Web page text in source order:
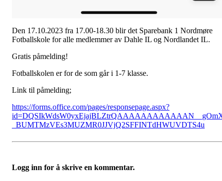
Den 17.10.2023 fra 17.00-18.30 blir det Sparebank 1 Nordmøre
Fotballskole for alle medlemmer av Dahle IL og Nordlandet IL.
Gratis påmelding!
Fotballskolen er for de som går i 1-7 klasse.
Link til påmelding;
https://forms.office.com/pages/responsepage.aspx?
_BUMTMzVEs3MUZMR0JJVjQ2SFFINTdHWUVDTS4u
Logg inn for å skrive en kommentar.